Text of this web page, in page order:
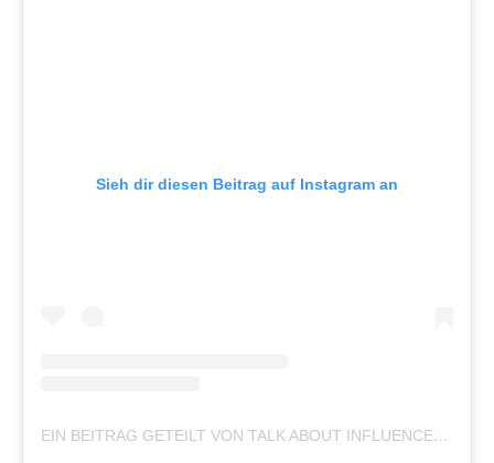
Sieh dir diesen Beitrag auf Instagram an
EIN BEITRAG GETEILT VON TALK ABOUT INFLUENCER